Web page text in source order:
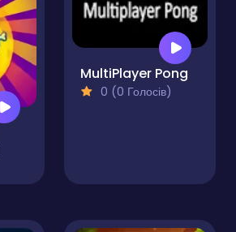
MultiPlayer Pong
0 (0 Голосів)